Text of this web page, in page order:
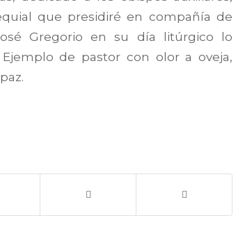
que presidiré en compañía de
Gregorio en su día litúrgico lo
de pastor con olor a oveja,